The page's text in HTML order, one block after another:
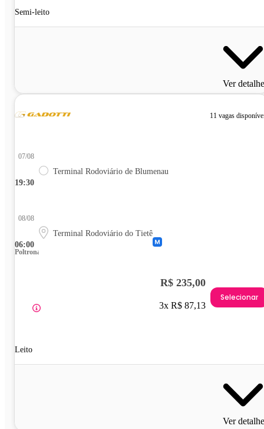
Semi-leito
Ver
11 vagas
19:30
07/08
Terminal Rodoviário de Blumenau
06:00
08/08
Terminal Rodoviário do Tietê
Poltrona
Leito
R$ 235,00
3x R$ 87,13
Selecionar
Ver